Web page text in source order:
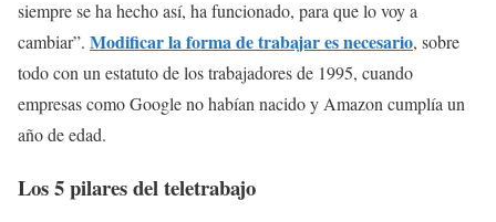
siempre se ha hecho así, ha funcionado, para que lo voy a
cambiar”. Modificar la forma de trabajar es necesario, sobre
todo con un estatuto de los trabajadores de 1995, cuando
empresas como Google no habían nacido y Amazon cumplía un
año de edad.
Los 5 pilares del teletrabajo